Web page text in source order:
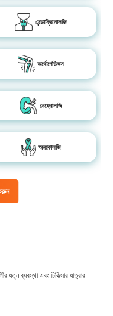
এন্ডোক্রিনোলজি
অর্থোপেডিকস
নেফ্রোলজি
অনকোলজি
যত্ন ব্যবস্থা এবং চিকিত্সার যাত্রার